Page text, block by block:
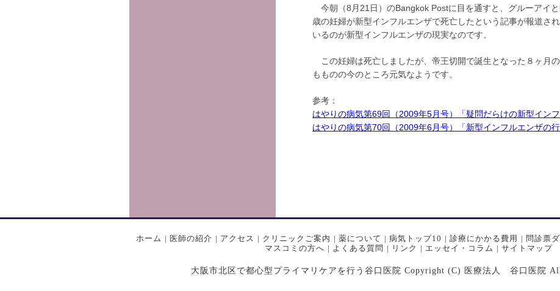
今朝（8月21日）のBangkok Postに目を通すと、グルーアイ
歳の妊婦が新型インフルエンザで死亡したという記事が報道さ
いるのが新型インフルエンザの現実なのです。
この妊婦は死亡しましたが、帝王切開で誕生となった８ヶ月
もものの今のところ元気なようです。
参考：
はやりの病気第69回（2009年5月号）「疑問だらけの新型イン
はやりの病気第70回（2009年6月号）「新型インフルエンザの
ホーム | 医師の紹介 | アクセス | クリニックご案内 | 薬について | 病気トップ10 | 診療にかかる費用 | 問診票
マスコミの方へ | よくある質問 | リンク | エッセイ・コラム | サイトマップ
大阪市北区で都心型プライマリケアを行う谷口医院 Copyright (C) 医療法人 谷口医院 All